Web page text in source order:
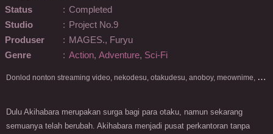
Status
: Completed
Studio
: Project No.9
Produser
: MAGES., Furyu
Genre
: Action, Adventure, Sci-Fi
D
onlod nonton streaming video, nekodesu, otakudesu, anoboy, meownime, anitoki, meguminime, melody, oploverz, anoboy, nimegami, unduh, riie net, drivenime, myanimelist, MAL, kusonime, neonime, bstation, maxnime, Netflix, animeindo, anichin, crunchyroll, neonime, samehadaku, streaming, otakupoi, awsubs, anibatch, anikyojin, nekonime, kurogaze, zippyshare, vidio google drive, Muse Indonesia, kazefuri, iQIYI, Viu, Ani-One Asia, Animenonton, Otaku desu, Mangaku, Anibatch,Vidio, Genflix, Amazon Prime Video, 3GP, Mp4, 240p, Terlengkap.
Dulu Akihabara merupakan surga bagi para otaku, namun sekarang
semuanya telah berubah. Akihabara menjadi pusat perkantoran tanpa